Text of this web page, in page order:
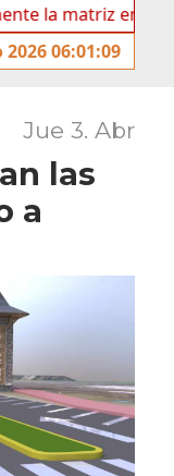
energética de
06:01:09
Jue 3. Abr
las
a